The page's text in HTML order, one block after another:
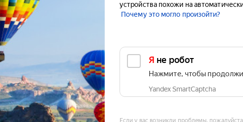
устройства похожи на
Почему это могло произойти?
Я не робот
Нажмите, чтобы
Yandex SmartCaptcha